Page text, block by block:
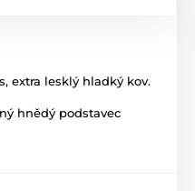
extra lesklý hladký kov.
hnědý podstavec